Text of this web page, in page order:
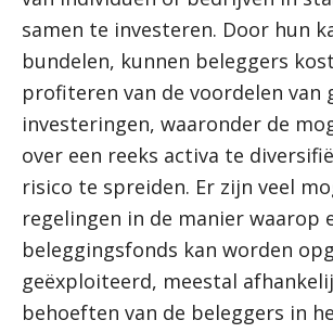
samen te investeren. Door hun
bundelen, kunnen beleggers
profiteren van de voordelen van
investeringen, waaronder de
over een reeks activa te
risico te spreiden. Er zijn veel
regelingen in de manier waarop
beleggingsfonds kan worden
geëxploiteerd, meestal
behoeften van de beleggers in